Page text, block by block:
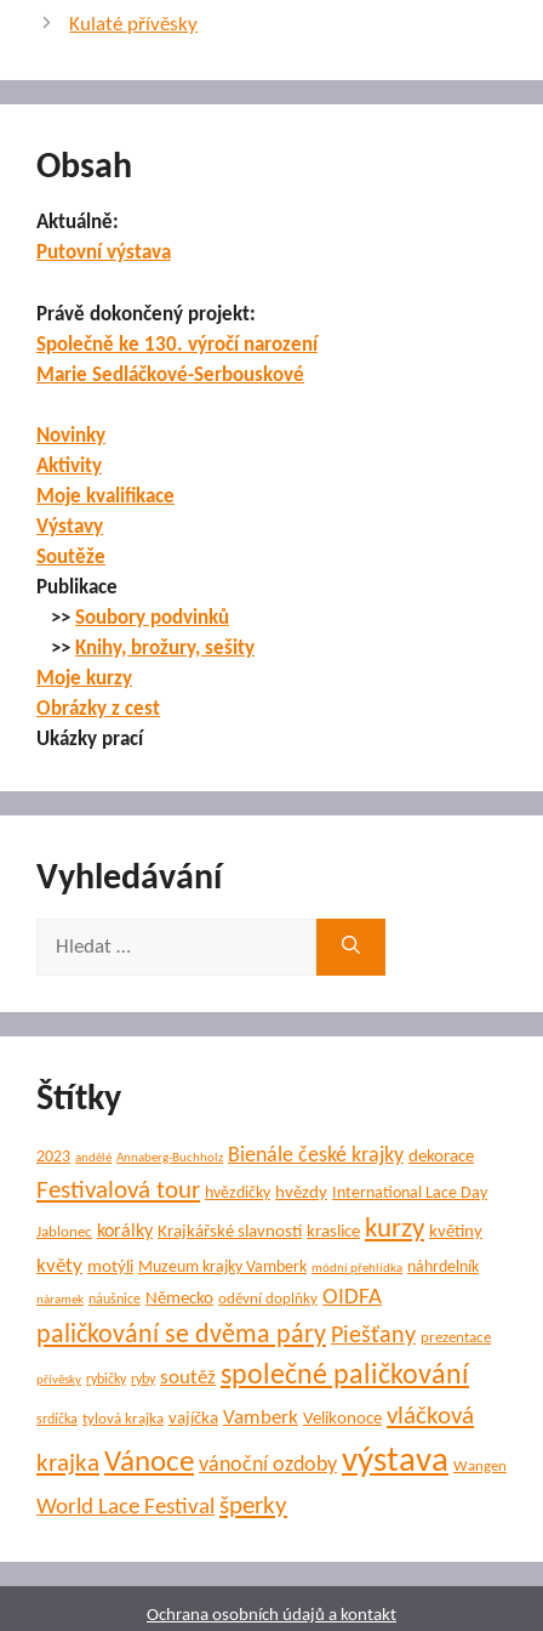
Kulaté přívěsky
Obsah
Aktuálně:
Putovní výstava
Právě dokončený projekt:
Společně ke 130. výročí narození
Marie Sedláčkové-Serbouskové
Novinky
Aktivity
Moje kvalifikace
Výstavy
Soutěže
Publikace
>> Soubory podvinků
>> Knihy, brožury, sešity
Moje kurzy
Obrázky z cest
Ukázky prací
Vyhledávání
Štítky
2023 andělé Annaberg-Buchholz Bienále české krajky dekorace
Festivalová tour hvězdičky hvězdy International Lace Day
Jablonec korálky Krajkářské slavnosti kraslice kurzy květiny
květy motýli Muzeum krajky Vamberk módní přehlídka náhrdelník
náramek náušnice Německo oděvní doplňky OIDFA
paličkování se dvěma páry Piešťany prezentace
přívěsky rybičky ryby soutěž společné paličkování
srdíčka tylová krajka vajíčka Vamberk Velikonoce vláčková
krajka Vánoce vánoční ozdoby výstava Wangen
World Lace Festival šperky
Ochrana osobních údajů a kontakt